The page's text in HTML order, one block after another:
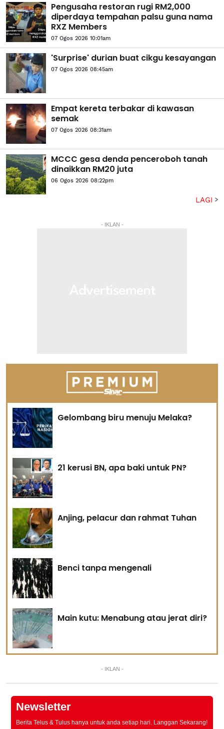
Pengusaha restoran rugi RM2,000
diperdaya tempahan palsu guna nama
RXZ Members
07 Ogos 2026 10:01am
'Surprise' durian buat cikgu kesayangan
07 Ogos 2026 08:45am
Empat kereta terbakar di kawasan
semak
07 Ogos 2026 08:31am
MCCC gesa denda penceroboh tanah
dinaikkan RM20 juta
06 Ogos 2026 08:22pm
LAGI
- IKLAN -
Gelombang biru menuju Melaka?
21 kerusi BN, apa baki untuk PN?
Anjing, pelacur dan rahmat Tuhan
Benci tanpa mengenali
Main kutu: Menabung atau jerat diri?
- IKLAN -
Newsletter
Berita Telus & Tulus hanya untuk anda setiap hari. Langgan Sekarang!